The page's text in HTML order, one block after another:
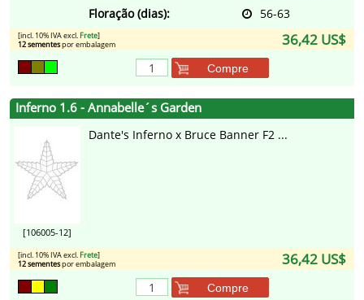
Floração (dias):
56-63
36,42 US$
[incl. 10% IVA excl. Frete]
12 sementespor embalagem
Compre
Inferno 1.6 - Annabelle´s Garden
[106005-12]
Dante's Inferno x Bruce Banner F2 ...
36,42 US$
[incl. 10% IVA excl. Frete]
12 sementespor embalagem
Compre